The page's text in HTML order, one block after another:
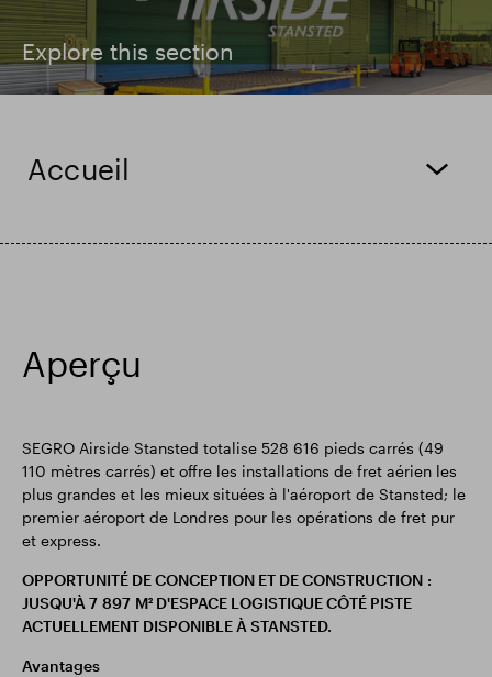
Domaine commercial de Slough
Explore this section
Accueil
Aperçu
SEGRO Airside Stansted totalise 528 616 pieds carrés (49
110 mètres carrés) et offre les installations de fret aérien les
plus grandes et les mieux situées à l'aéroport de Stansted; le
premier aéroport de Londres pour les opérations de fret pur
et express.
OPPORTUNITÉ DE CONCEPTION ET DE CONSTRUCTION :
JUSQU'À 7 897 M² D'ESPACE LOGISTIQUE CÔTÉ PISTE
ACTUELLEMENT DISPONIBLE À STANSTED.
Avantages